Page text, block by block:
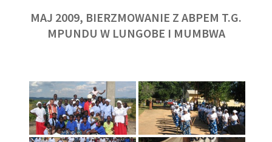
MAJ 2009, BIERZMOWANIE Z ABPEM T.G.
MPUNDU W LUNGOBE I MUMBWA